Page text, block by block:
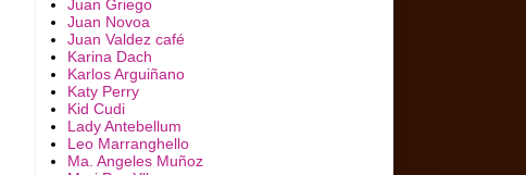
Juan Griego
Juan Novoa
Juan Valdez café
Karina Dach
Karlos Arguiñano
Katy Perry
Kid Cudi
Lady Antebellum
Leo Marranghello
Ma. Angeles Muñoz